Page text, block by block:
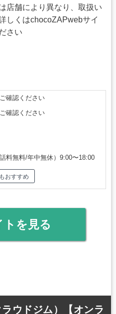
店舗により異なり、取扱い
しくはchocoZAPwebサイ
さい
確認ください
確認ください
料無料/年中無休）9:00〜18:00
おすすめ
トを見る
ウドジム）【オンラ